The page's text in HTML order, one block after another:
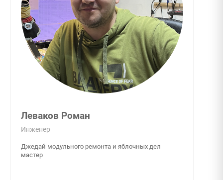
Леваков Роман
Инженер
Джедай модульного ремонта и яблочных дел
мастер